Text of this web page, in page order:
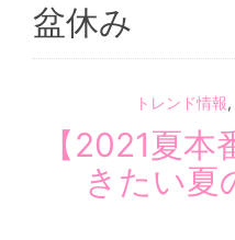
盆休み
トレンド情報,
【2021夏
きたい夏